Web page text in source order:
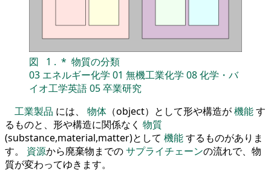
図 1 . * 物質の分類
03 エネルギー化学 01 無機工業化学 08化学・バ
イオ工学英語05卒業研究
工業製品 には、 物体 （object）として形や構造が機能す
るものと、形や構造に関係なく 物質
(substance,material,matter)として 機能するものがありま
す。 資源から廃棄物までのサプライチェーンの流れで、物
質が変わってゆきます。